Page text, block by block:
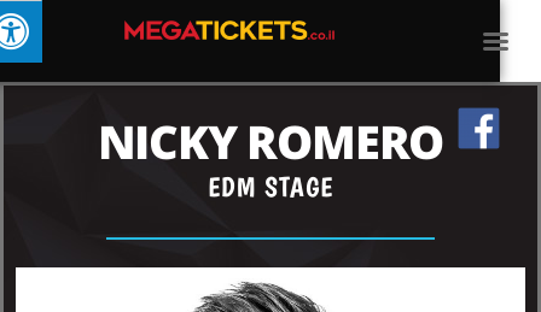
NICKY ROMERO
EDM STAGE